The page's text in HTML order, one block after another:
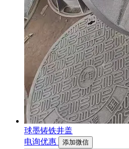
球墨铸铁井盖
电询优惠
添加微信